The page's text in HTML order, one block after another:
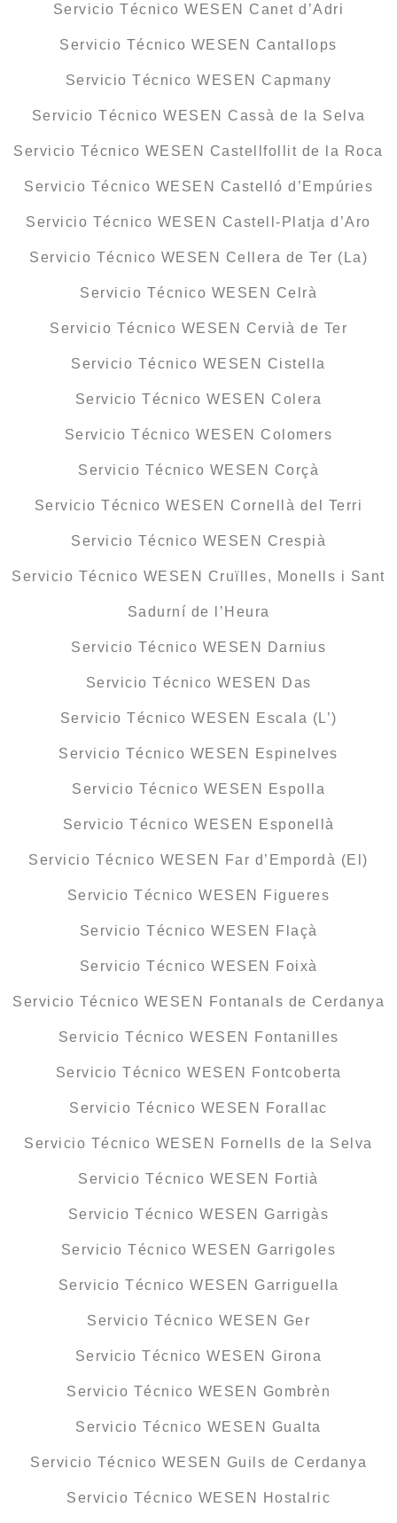
Servicio Técnico WESEN Canet d’Adri
Servicio Técnico WESEN Cantallops
Servicio Técnico WESEN Capmany
Servicio Técnico WESEN Cassà de la Selva
Servicio Técnico WESEN Castellfollit de la Roca
Servicio Técnico WESEN Castelló d’Empúries
Servicio Técnico WESEN Castell-Platja d’Aro
Servicio Técnico WESEN Cellera de Ter (La)
Servicio Técnico WESEN Celrà
Servicio Técnico WESEN Cervià de Ter
Servicio Técnico WESEN Cistella
Servicio Técnico WESEN Colera
Servicio Técnico WESEN Colomers
Servicio Técnico WESEN Corçà
Servicio Técnico WESEN Cornellà del Terri
Servicio Técnico WESEN Crespià
Servicio Técnico WESEN Cruïlles, Monells i Sant
Sadurní de l’Heura
Servicio Técnico WESEN Darnius
Servicio Técnico WESEN Das
Servicio Técnico WESEN Escala (L’)
Servicio Técnico WESEN Espinelves
Servicio Técnico WESEN Espolla
Servicio Técnico WESEN Esponellà
Servicio Técnico WESEN Far d’Empordà (El)
Servicio Técnico WESEN Figueres
Servicio Técnico WESEN Flaçà
Servicio Técnico WESEN Foixà
Servicio Técnico WESEN Fontanals de Cerdanya
Servicio Técnico WESEN Fontanilles
Servicio Técnico WESEN Fontcoberta
Servicio Técnico WESEN Forallac
Servicio Técnico WESEN Fornells de la Selva
Servicio Técnico WESEN Fortià
Servicio Técnico WESEN Garrigàs
Servicio Técnico WESEN Garrigoles
Servicio Técnico WESEN Garriguella
Servicio Técnico WESEN Ger
Servicio Técnico WESEN Girona
Servicio Técnico WESEN Gombrèn
Servicio Técnico WESEN Gualta
Servicio Técnico WESEN Guils de Cerdanya
Servicio Técnico WESEN Hostalric